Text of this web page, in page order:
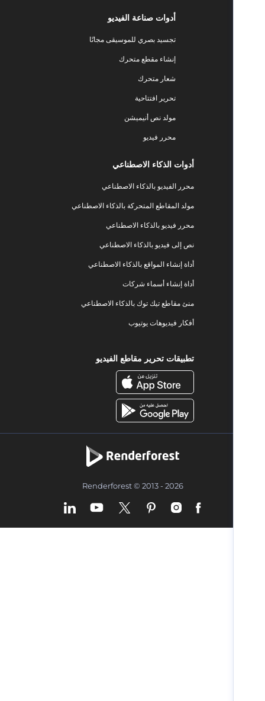
أدوات صناعة الفيديو
تجسيد بصري للموسيقى مجانًا
إنشاء مقطع متحرك
شعار متحرك
تحرير افتتاحية
مولد نص أنيميشن
محرر فيديو
أدوات الذكاء الاصطناعي
محرر الفيديو بالذكاء الاصطناعي
مولد المقاطع المتحركة بالذكاء الاصطناعي
محرر فيديو بالذكاء الاصطناعي
نص إلى فيديو بالذكاء الاصطناعي
أداة إنشاء المواقع بالذكاء الاصطناعي
أداة إنشاء أسماء شركات
منئ مقاطع تيك توك بالذكاء الاصطناعي
أفكار فيديوهات يوتيوب
تطبيقات تحرير مقاطع الفيديو
Renderforest © 2013 - 2026